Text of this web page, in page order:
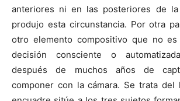
anteriores ni en las posteriores de
produjo esta circunstancia. Por otra
otro elemento compositivo que no
decisión consciente o
después de muchos años de
componer con la cámara. Se trata del